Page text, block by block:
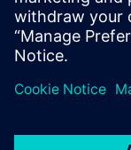
contact details and
quotation from us.
Request